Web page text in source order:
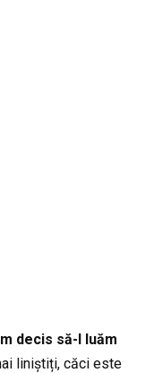
decis să-l luăm
liniștiți, căci este